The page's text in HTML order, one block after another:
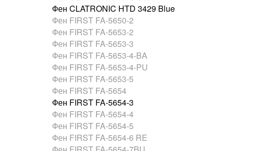
Фен CLATRONIC HTD 3429 Blue
Фен FIRST FA-5650-2
Фен FIRST FA-5653-2
Фен FIRST FA-5653-3
Фен FIRST FA-5653-4-BA
Фен FIRST FA-5653-4-PU
Фен FIRST FA-5653-5
Фен FIRST FA-5654
Фен FIRST FA-5654-3
Фен FIRST FA-5654-4
Фен FIRST FA-5654-5
Фен FIRST FA-5654-6 RE